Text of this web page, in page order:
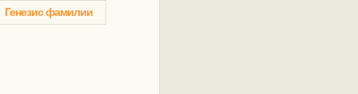
Генезис фамилии